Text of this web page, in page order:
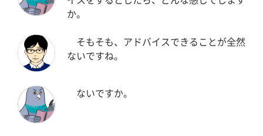
か。
そもそも、アドバイスできることが全然
ないですね。
ないですか。